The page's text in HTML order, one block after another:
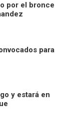
por el bronce
para
y estará en